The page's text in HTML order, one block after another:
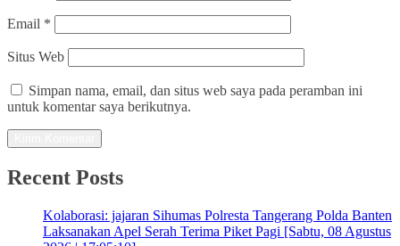
Email *
Situs Web
Simpan nama, email, dan situs web saya pada peramban ini
untuk komentar saya berikutnya.
Recent Posts
Kolaborasi: jajaran Sihumas Polresta Tangerang Polda Banten
Laksanakan Apel Serah Terima Piket Pagi [Sabtu, 08 Agustus